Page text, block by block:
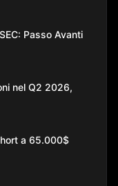
Passo Avanti
nel Q2 2026,
a 65.000$